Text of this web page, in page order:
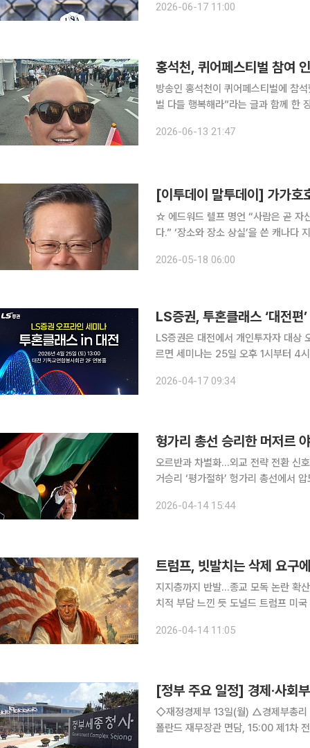
르면 미 연방수사국(FBI)은 UFC 대
2026-06-17 11:00
홍석천, 퀴어페스티벌 참여
방송인 홍석천이 퀴어페스티벌에 참석했다. 13일 홍석천은 자신의 인스타그램을 통
벌 다들 행복해라”라는 글과 함께 한 장의 사진을 게재했다. 공
2026-06-13 21:47
[이투데이 말투데이] 가가
☆ 에드워드 렐프 명언 “사람은 곧 자신이 살고 있는 장소이고, 장소는 곧 그곳에 살고 있는 사람이
다.” ‘장소와 장소 상실’을 쓴 캐나다 지리학자다. 그는 현상학적 시각에 기반해 장소에 대한 감각과
(Sense of place)이라 정의하며 장
2026-05-18 06:00
LS증권, 투혼클래스 ‘대전
LS증권은 대전에서 개인투자자 대상 오프라
르면 세미나는 25일 오후 1시부터 4
세미나는 지난 부산 행사에 이어 두
2026-04-17 09:34
헝가리 총선 승리한 머저르
오르반과 차별화…외교 전략 전환 신
거승리 ‘평가절하’ 헝가리 총선에서 압도적인 승리를 거둔 머저르 페테르 티서당 대표가 도널드 트
지하겠다고 밝혔지만, 특히 러시아에
2026-04-14 15:44
트럼프, 빗발치는 삭제 요구
지지층까지 반발…종교 모독 논란 확
치적 부담 느낀 듯 도널드 트럼프 미국 대통령이 자신을 예수처럼 묘사한 합성 이미지를 사회관계망
턴포스트(WP)에 따르면 트럼프 대통
2026-04-14 11:05
[정부 주요 일정] 경제·사
◇재정경제부 13일(월) △경제부총리 08:00 대외경제장관회의 및 EDCF 기금운용위원회, 14:30
폴란드 재무장관 면담, 15:00 제1차 전략경제자문단 총